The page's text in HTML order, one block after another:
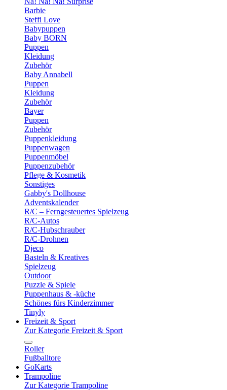
Barbie
Steffi Love
Babypuppen
Baby BORN
Puppen
Kleidung
Zubehör
Baby Annabell
Puppen
Kleidung
Zubehör
Bayer
Puppen
Zubehör
Puppenkleidung
Puppenwagen
Puppenmöbel
Puppenzubehör
Pflege & Kosmetik
Sonstiges
Gabby's Dollhouse
Adventskalender
R/C – Ferngesteuertes Spielzeug
R/C-Autos
R/C-Hubschrauber
R/C-Drohnen
Djeco
Basteln & Kreatives
Spielzeug
Outdoor
Puzzle & Spiele
Puppenhaus & -küche
Schönes fürs Kinderzimmer
Tinyly
Freizeit & Sport
Zur Kategorie Freizeit & Sport
Roller
Fußballtore
GoKarts
Trampoline
Zur Kategorie Trampoline